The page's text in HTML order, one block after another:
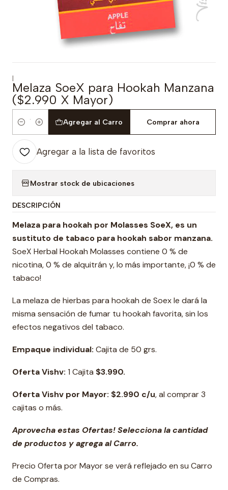
|
Melaza SoeX para Hookah Manzana
($2.990 X Mayor)
Cantidad
Agregar al Carro Comprar ahora
Agregar a la lista de favoritos
Mostrar stock de ubicaciones
DESCRIPCIÓN
Melaza para hookah por Molasses SoeX, es un
sustituto de tabaco para hookah sabor manzana.
SoeX Herbal Hookah Molasses contiene 0 % de
nicotina, 0 % de alquitrán y, lo más importante, ¡0 % de
tabaco!
La melaza de hierbas para hookah de Soex le dará la
misma sensación de fumar tu hookah favorita, sin los
efectos negativos del tabaco.
Empaque individual: Cajita de 50 grs.
Oferta Vishv: 1 Cajita $3.990.
Oferta Vishv por Mayor: $2.990 c/u, al comprar 3
cajitas o más.
Aprovecha estas Ofertas! Selecciona la cantidad
de productos y agrega al Carro.
Precio Oferta por Mayor se verá reflejado en su Carro
de Compras.